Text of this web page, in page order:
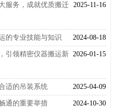
2025-11-16
服务，成就优质搬迁
2024-08-18
的专业技能与知识
2026-01-15
引领精密仪器搬运新
2025-04-09
适的吊装系统
2024-10-30
通的重要举措